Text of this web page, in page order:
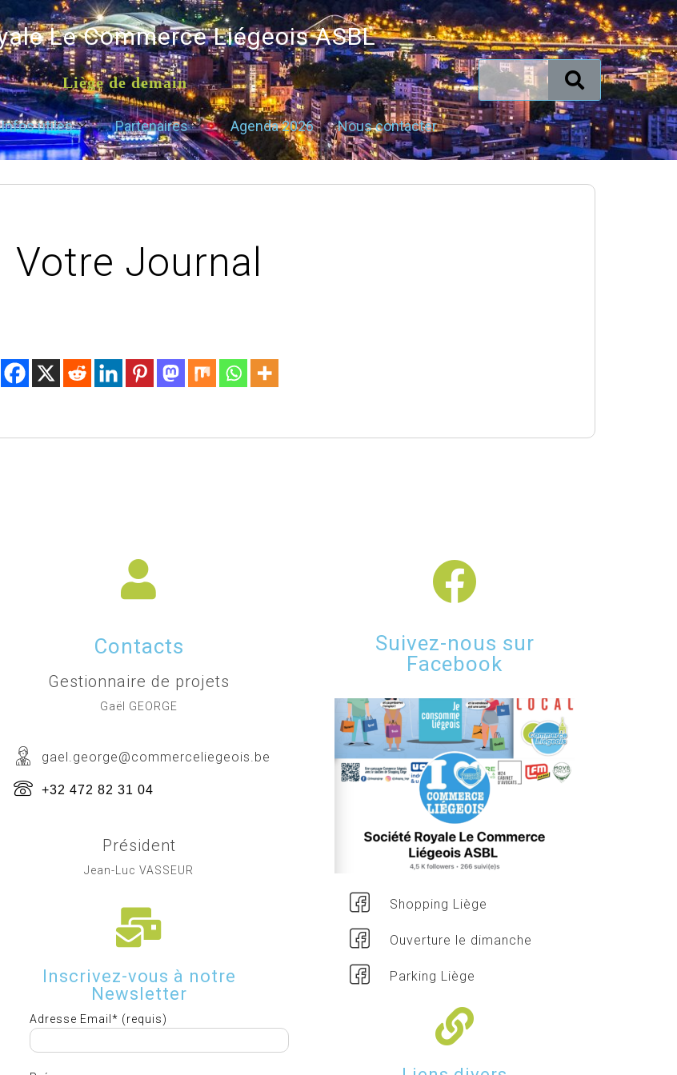
Le Commerce Liégeois ASBL
Liège de demain
Infos utiles Partenaires Agenda 2026 Nous contacter
Votre Journal
Contacts
Gestionnaire de projets
Gaël GEORGE
gael.george@commerceliegeois.be
+32 472 82 31 04
Président
Jean-Luc VASSEUR
Inscrivez-vous à notre
Newsletter
Adresse Email* (requis)
Suivez-nous sur
Facebook
Shopping Liège
Ouverture le dimanche
Parking Liège